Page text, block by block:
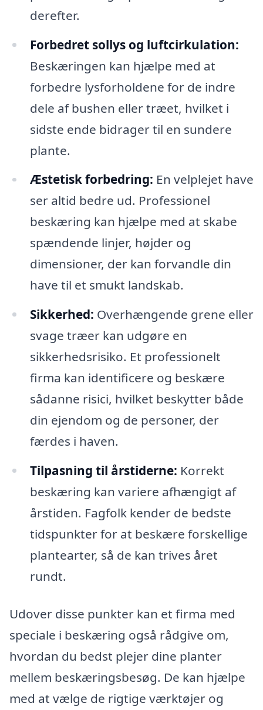
derefter.
Forbedret sollys og luftcirkulation:
Beskæringen kan hjælpe med at
forbedre lysforholdene for de indre
dele af bushen eller træet, hvilket i
sidste ende bidrager til en sundere
plante.
Æstetisk forbedring: En velplejet have
ser altid bedre ud. Professionel
beskæring kan hjælpe med at skabe
spændende linjer, højder og
dimensioner, der kan forvandle din
have til et smukt landskab.
Sikkerhed: Overhængende grene eller
svage træer kan udgøre en
sikkerhedsrisiko. Et professionelt
firma kan identificere og beskære
sådanne risici, hvilket beskytter både
din ejendom og de personer, der
færdes i haven.
Tilpasning til årstiderne: Korrekt
beskæring kan variere afhængigt af
årstiden. Fagfolk kender de bedste
tidspunkter for at beskære forskellige
plantearter, så de kan trives året
rundt.
Udover disse punkter kan et firma med
speciale i beskæring også rådgive om,
hvordan du bedst plejer dine planter
mellem beskæringsbesøg. De kan hjælpe
med at vælge de rigtige værktøjer og